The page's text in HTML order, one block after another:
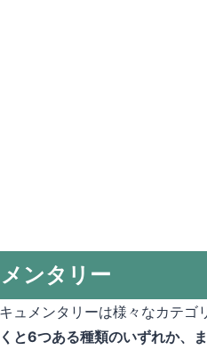
ンタリー
ュメンタリーは様々なカテ
と6つある種類のいずれか、